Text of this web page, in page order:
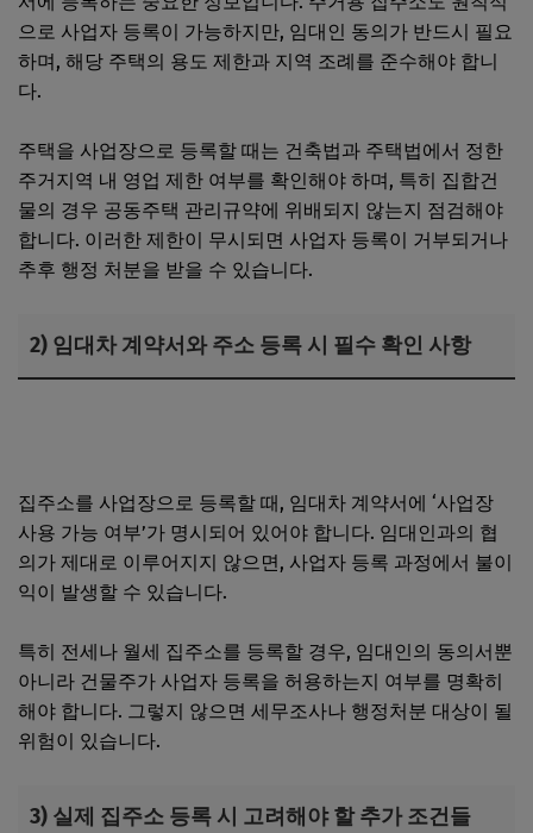
으로 사업자 등록이 가능하지만, 임대인 동의가 반드시 필요
하며, 해당 주택의 용도 제한과 지역 조례를 준수해야 합니
다.
주택을 사업장으로 등록할 때는 건축법과 주택법에서 정한
주거지역 내 영업 제한 여부를 확인해야 하며, 특히 집합건
물의 경우 공동주택 관리규약에 위배되지 않는지 점검해야
합니다. 이러한 제한이 무시되면 사업자 등록이 거부되거나
추후 행정 처분을 받을 수 있습니다.
2) 임대차 계약서와 주소 등록 시 필수 확인 사항
집주소를 사업장으로 등록할 때, 임대차 계약서에 ‘사업장
사용 가능 여부’가 명시되어 있어야 합니다. 임대인과의 협
의가 제대로 이루어지지 않으면, 사업자 등록 과정에서 불이
익이 발생할 수 있습니다.
특히 전세나 월세 집주소를 등록할 경우, 임대인의 동의서뿐
아니라 건물주가 사업자 등록을 허용하는지 여부를 명확히
해야 합니다. 그렇지 않으면 세무조사나 행정처분 대상이 될
위험이 있습니다.
3) 실제 집주소 등록 시 고려해야 할 추가 조건들